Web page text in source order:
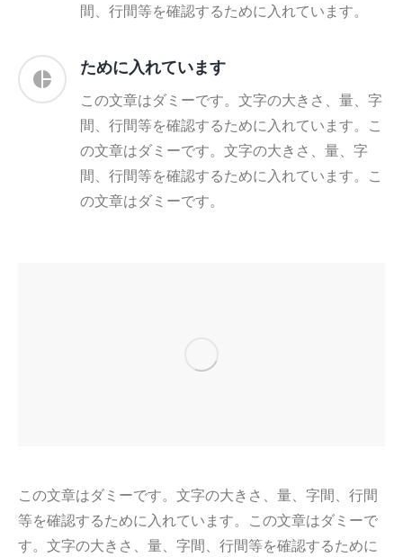
間、行間等を確認するために入れています。
ために入れています
この文章はダミーです。文字の大きさ、量、字
間、行間等を確認するために入れています。こ
の文章はダミーです。文字の大きさ、量、字
間、行間等を確認するために入れています。こ
の文章はダミーです。
この文章はダミーです。文字の大きさ、量、字間、行間
等を確認するために入れています。この文章はダミーで
す。文字の大きさ、量、字間、行間等を確認するために